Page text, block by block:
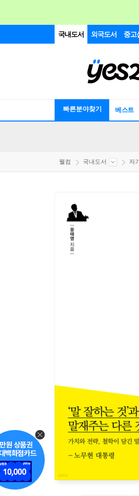
국내도서 외국도서 중고
빠른분야찾기 베스트
웰컴 국내도서 자